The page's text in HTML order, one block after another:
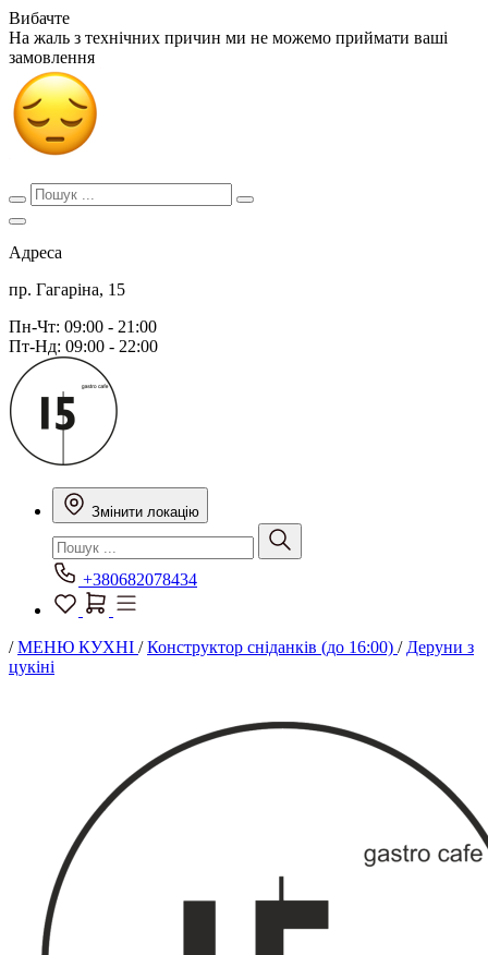
Вибачте
На жаль з технічних причин ми не можемо приймати ваші
замовлення
Адреса
пр. Гагаріна, 15
Пн-Чт: 09:00 - 21:00
Пт-Нд: 09:00 - 22:00
Змінити локацію
+380682078434
/МЕНЮ КУХНІ /Конструктор сніданків (до 16:00) / Деруни з
цукіні